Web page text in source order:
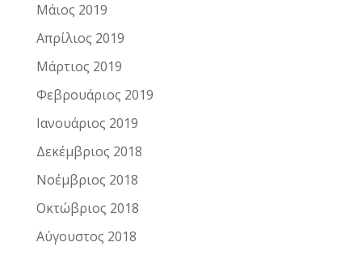
Μάιος 2019
Απρίλιος 2019
Μάρτιος 2019
Φεβρουάριος 2019
Ιανουάριος 2019
Δεκέμβριος 2018
Νοέμβριος 2018
Οκτώβριος 2018
Αύγουστος 2018